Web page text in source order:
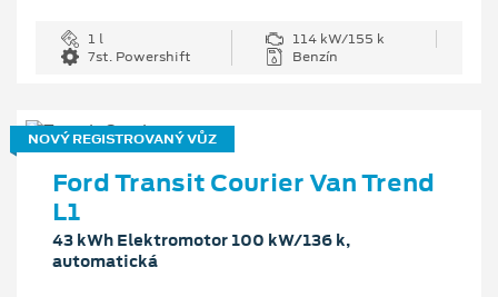
1 l
114 kW/155 k
7st. Powershift
Benzín
NOVÝ REGISTROVANÝ VŮZ
Ford Transit Courier Van Trend
L1
43 kWh Elektromotor 100 kW/136 k,
automatická